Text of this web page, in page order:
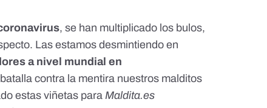
,se han multiplicado los bulos,
Las estamos desmintiendo en
a nivel mundial en
contra la mentira nuestros malditos
estas viñetas para Maldita.es